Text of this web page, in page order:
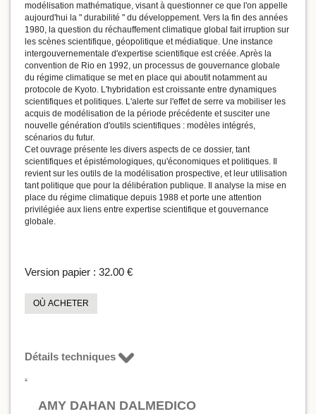
modélisation mathématique, visant à questionner ce que l'on appelle
aujourd'hui la " durabilité " du développement. Vers la fin des années
1980, la question du réchauffement climatique global fait irruption sur
les scènes scientifique, géopolitique et médiatique. Une instance
intergouvernementale d'expertise scientifique est créée. Après la
convention de Rio en 1992, un processus de gouvernance globale
du régime climatique se met en place qui aboutit notamment au
protocole de Kyoto. L'hybridation est croissante entre dynamiques
scientifiques et politiques. L'alerte sur l'effet de serre va mobiliser les
acquis de modélisation de la période précédente et susciter une
nouvelle génération d'outils scientifiques : modèles intégrés,
scénarios du futur.
Cet ouvrage présente les divers aspects de ce dossier, tant
scientifiques et épistémologiques, qu'économiques et politiques. Il
revient sur les outils de la modélisation prospective, et leur utilisation
tant politique que pour la délibération publique. Il analyse la mise en
place du régime climatique depuis 1988 et porte une attention
privilégiée aux liens entre expertise scientifique et gouvernance
globale.
Version papier : 32.00 €
OÙ ACHETER
Détails techniques
AMY DAHAN DALMEDICO